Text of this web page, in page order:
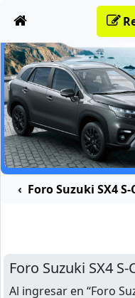
Foro Suzuki SX4 S-
Foro Suzuki SX4
Al ingresar en “Foro